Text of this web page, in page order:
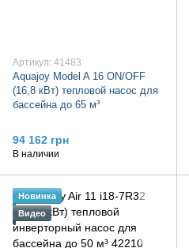
Артикул: 41483
Aquajoy Model A 16 ON/OFF
(16,8 кВт) тепловой насос для
бассейна до 65 м³
94 162 грн
В наличии
Новинка
Видео